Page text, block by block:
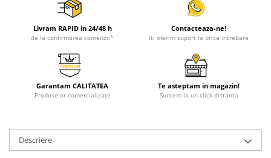
Livram RAPID in 24/48 h
de la confirmarea comenzii*
Contacteaza-ne!
Iti oferim suport la orice intrebare
Garantam CALITATEA
Produselor comercializate
Te asteptam in magazin!
Suntem la un click distanta
Descriere